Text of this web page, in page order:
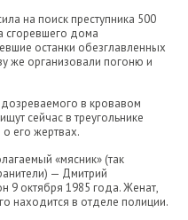
на поиск преступника 500
сгоревшего дома
останки обезглавленных
же организовали погоню и
в кровавом
сейчас в треугольнике
его жертвах.
«мясник» (так
— Дмитрий
9 октября 1985 года. Женат,
находится в отделе полиции.